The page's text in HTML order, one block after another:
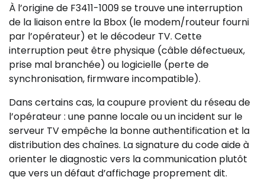
À l’origine de F3411-1009 se trouve une interruption
de la liaison entre la Bbox (le modem/routeur fourni
par l’opérateur) et le décodeur TV. Cette
interruption peut être physique (câble défectueux,
prise mal branchée) ou logicielle (perte de
synchronisation, firmware incompatible).
Dans certains cas, la coupure provient du réseau de
l’opérateur : une panne locale ou un incident sur le
serveur TV empêche la bonne authentification et la
distribution des chaînes. La signature du code aide à
orienter le diagnostic vers la communication plutôt
que vers un défaut d’affichage proprement dit.